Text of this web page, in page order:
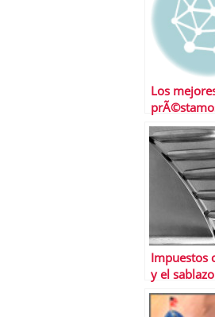
Los
Navidad
Impuestos
y el
espaÃ±oles